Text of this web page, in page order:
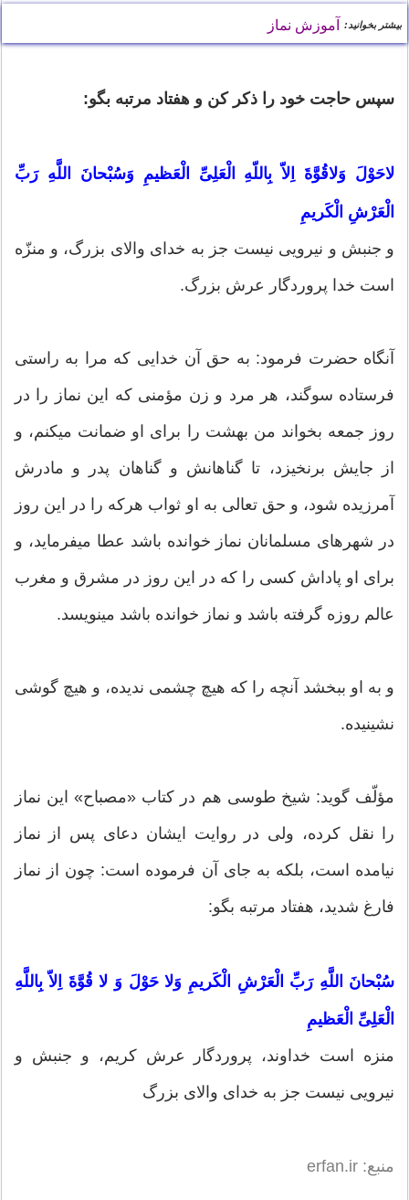
بیشتر بخوانید: آموزش نماز
سپس حاجت خود را ذكر كن و هفتاد مرتبه بگو:
لاحَوْلَ وَلاقُوَّةَ اِلاّ بِاللّهِ الْعَلِىِّ الْعَظيمِ وَسُبْحانَ اللَّهِ رَبِّ
الْعَرْشِ الْكَريمِ
و جنبش و نيرويى نيست جز به خداى والاى بزرگ، و منزّه
است خدا پروردگار عرش بزرگ.
آنگاه حضرت فرمود: به حق آن خدايى كه مرا به راستى
فرستاده سوگند، هر مرد و زن مؤمنى كه اين نماز را در
روز جمعه بخواند من بهشت را براى او ضمانت ميكنم، و
از جايش برنخيزد، تا گناهانش و گناهان پدر و مادرش
آمرزيده شود، و حق تعالى به او ثواب هركه را در اين روز
در شهرهاى مسلمانان نماز خوانده باشد عطا ميفرمايد، و
براى او پاداش كسى را كه در اين روز در مشرق و مغرب
عالم روزه گرفته باشد و نماز خوانده باشد مينويسد.
و به او ببخشد آنچه را كه هيچ چشمى نديده، و هيچ گوشى
نشينيده.
مؤلّف گويد: شيخ طوسى هم در كتاب «مصباح» اين نماز
را نقل كرده، ولى در روايت ايشان دعاى پس از نماز
نيامده است، بلكه به جاى آن فرموده است: چون از نماز
فارغ شديد، هفتاد مرتبه بگو:
سُبْحانَ اللَّهِ رَبِّ الْعَرْشِ الْكَريمِ وَلا حَوْلَ وَ لا قُوَّةَ اِلاّ بِاللَّهِ
الْعَلِىِّ الْعَظيمِ
منزه است خداوند، پروردگار عرش كريم، و جنبش و
نيرويى نيست جز به خداى والاى بزرگ
منبع: erfan.ir